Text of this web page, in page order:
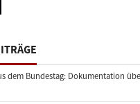
dem Bundestag: Dokumentation